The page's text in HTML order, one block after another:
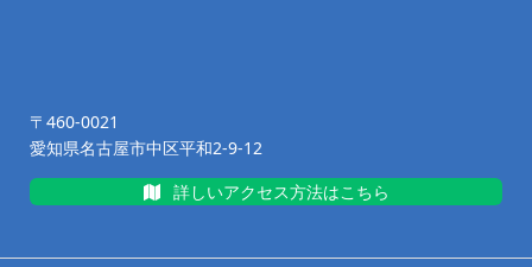
〒460-0021
愛知県名古屋市中区平和2-9-12
詳しいアクセス方法はこちら